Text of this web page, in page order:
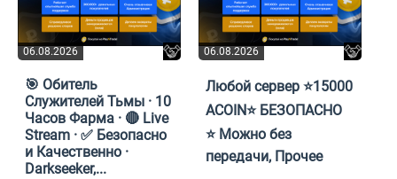
06.08.2026
🎯 Обитель
Служителей Тьмы · 10
Часов Фарма · 🔴 Live
Stream · ✅ Безопасно
и Качественно ·
Darkseeker,...
06.08.2026
Любой сервер ⭐️15000
ACOIN⭐️ БЕЗОПАСНО
⭐️ Можно без
передачи, Прочее